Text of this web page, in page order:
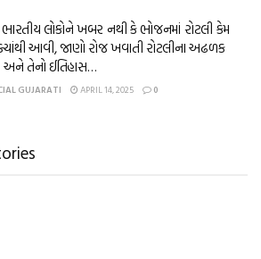
લોકોને ખબર નથી કે ભોજનમાં રોટલી કેમ
આવી, જાણો રોજ ખવાતી રોટલીના અઢળક
અને તેનો ઈતિહાસ…
GUJARATI APRIL 14, 2025 0